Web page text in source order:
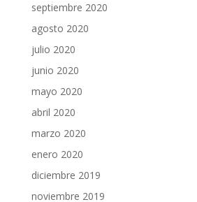
septiembre 2020
agosto 2020
julio 2020
junio 2020
mayo 2020
abril 2020
marzo 2020
enero 2020
diciembre 2019
noviembre 2019